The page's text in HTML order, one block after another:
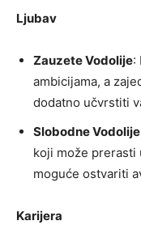
Ljubav
Zauzete Vodolije:
ambicijama, a
dodatno učvrstiti
Slobodne Vodolije
koji može prerasti
moguće ostvariti
Karijera